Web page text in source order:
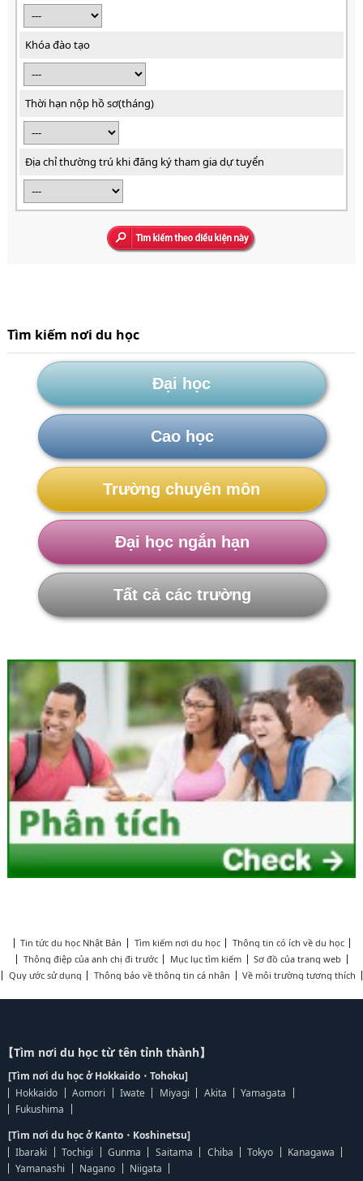
Khóa đào tạo
Thời hạn nộp hồ sơ(tháng)
Địa chỉ thường trú khi đăng ký tham gia dự tuyển
Tìm kiếm nơi du học
Đại học
Cao học
Trường chuyên môn
Đại học ngắn hạn
Tất cả các trường
Tin tức du học Nhật Bản Tìm kiếm nơi du học
Thông tin có ích về du học
Thông điệp của anh chị đi trước
Mục lục tìm kiếm
Sơ đồ của trang web
Quy ước sử dụng
Thông báo về thông tin cá nhân Về môi trường tương thích
【Tìm nơi du học từ tên tỉnh thành】
[Tìm nơi du học ở Hokkaido・Tohoku]
Hokkaido
Aomori Iwate Miyagi Akita
Yamagata
Fukushima
[Tìm nơi du học ở Kanto・Koshinetsu]
Ibaraki
Tochigi Gunma Saitama Chiba Tokyo
Kanagawa
Yamanashi
Nagano
Niigata